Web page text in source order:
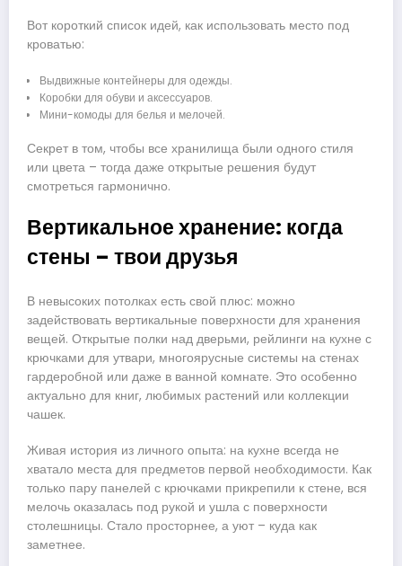
Вот короткий список идей, как использовать место под
кроватью:
Выдвижные контейнеры для одежды.
Коробки для обуви и аксессуаров.
Мини-комоды для белья и мелочей.
Секрет в том, чтобы все хранилища были одного стиля
или цвета – тогда даже открытые решения будут
смотреться гармонично.
Вертикальное хранение: когда
стены – твои друзья
В невысоких потолках есть свой плюс: можно
задействовать вертикальные поверхности для хранения
вещей. Открытые полки над дверьми, рейлинги на кухне с
крючками для утвари, многоярусные системы на стенах
гардеробной или даже в ванной комнате. Это особенно
актуально для книг, любимых растений или коллекции
чашек.
Живая история из личного опыта: на кухне всегда не
хватало места для предметов первой необходимости. Как
только пару панелей с крючками прикрепили к стене, вся
мелочь оказалась под рукой и ушла с поверхности
столешницы. Стало просторнее, а уют – куда как
заметнее.